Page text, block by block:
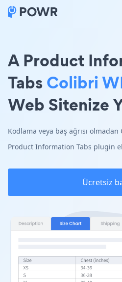
A Product
TabsColibri
Web Sitenize
Kodlama veya baş ağrısı
Product Information Tabs plugin
Ücretsiz